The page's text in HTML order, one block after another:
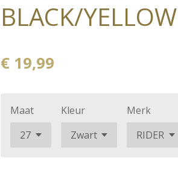
BLACK/YELLOW
€ 19,99
Maat Kleur Merk